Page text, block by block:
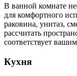
В ванной комнате
для комфортного
раковина, унитаз,
рассчитать
соответствует
Кухня